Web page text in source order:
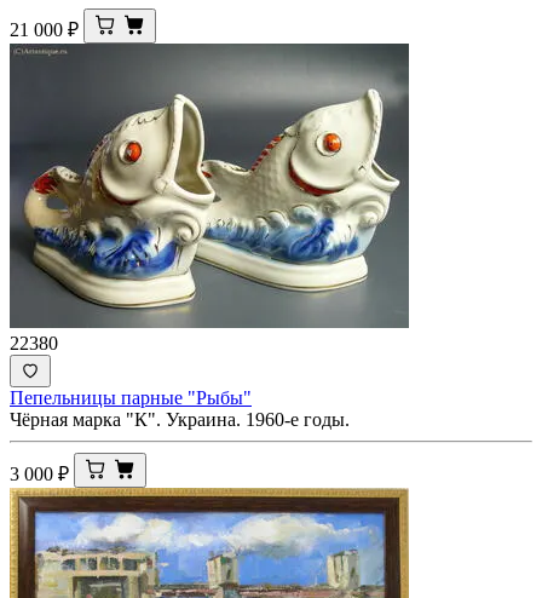
21 000 ₽
22380
Пепельницы парные "Рыбы"
Чёрная марка "К". Украина. 1960-е годы.
3 000 ₽